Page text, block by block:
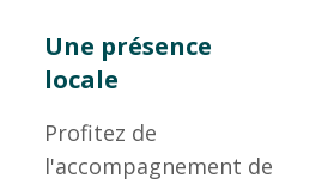
Une présence
locale
Profitez de
l'accompagnement de